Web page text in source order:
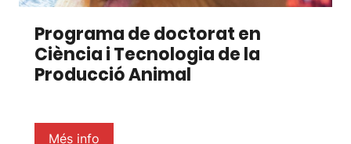
Programa de doctorat en
Ciència i Tecnologia de la
Producció Animal
Més info